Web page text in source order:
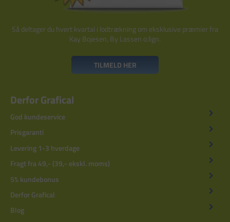
Så deltager du hvert kvartal i lodtrækning om eksklusive præmier fra
Kay Bojesen, By Lassen o.lign.
TILMELD HER
Derfor Grafical
God kundeservice
Prisgaranti
Levering 1-3 hverdage
Fragt fra 49,- (39,- ekskl. moms)
5% kundebonus
Derfor Grafical
Blog